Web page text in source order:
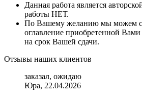
Данная работа является
работы НЕТ.
По Вашему желанию мы можем
оглавление приобретенной
на срок Вашей сдачи.
Отзывы наших клиентов
заказал, ожидаю
Юра, 22.04.2026